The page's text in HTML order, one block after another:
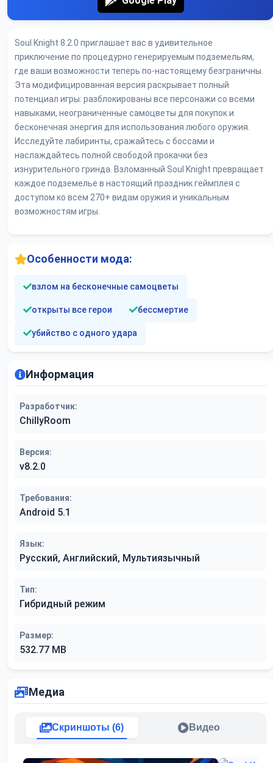
Soul Knight 8.2.0 приглашает вас в удивительное
приключение по процедурно генерируемым подземельям,
где ваши возможности теперь по-настоящему безграничны.
Эта модифицированная версия раскрывает полный
потенциал игры: разблокированы все персонажи со всеми
навыками, неограниченные самоцветы для покупок и
бесконечная энергия для использования любого оружия.
Исследуйте лабиринты, сражайтесь с боссами и
наслаждайтесь полной свободой прокачки без
изнурительного гринда. Взломанный Soul Knight превращает
каждое подземелье в настоящий праздник геймплея с
доступом ко всем 270+ видам оружия и уникальным
возможностям игры.
Особенности мода:
взлом на бесконечные самоцветы
открыты все герои бессмертие
убийство с одного удара
Информация
Разработчик:
ChillyRoom
Версия:
v8.2.0
Требования:
Android 5.1
Язык:
Русский, Английский, Мультиязычный
Тип:
Гибридный режим
Размер:
532.77 MB
Медиа
Скриншоты (6) Видео